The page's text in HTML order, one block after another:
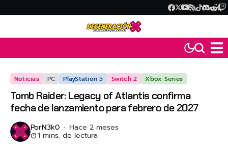
Noticias PC PlayStation 5 Switch 2 Xbox Series
Tomb Raider: Legacy of Atlantis confirma
fecha de lanzamiento para febrero de 2027
PorN3k0 Hace 2 meses
1 mins. de lectura